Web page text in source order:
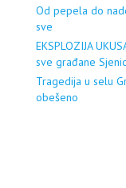
Od pepela do
sve
EKSPLOZIJA
sve građane
Tragedija u selu
obešeno